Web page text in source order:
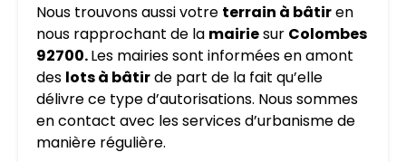
Nous trouvons aussi votre terrain à bâtiren
nous rapprochant de la mairiesur Colombes
92700.Les mairies sont informées en amont
des lots à bâtirde part de la fait qu’elle
délivre ce type d’autorisations. Nous sommes
en contact avec les services d’urbanisme de
manière régulière.